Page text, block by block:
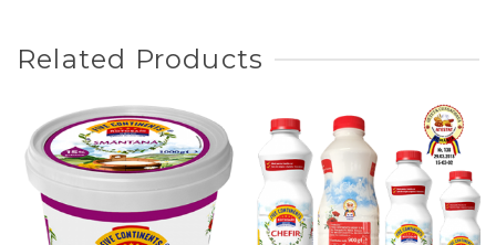
Related Products